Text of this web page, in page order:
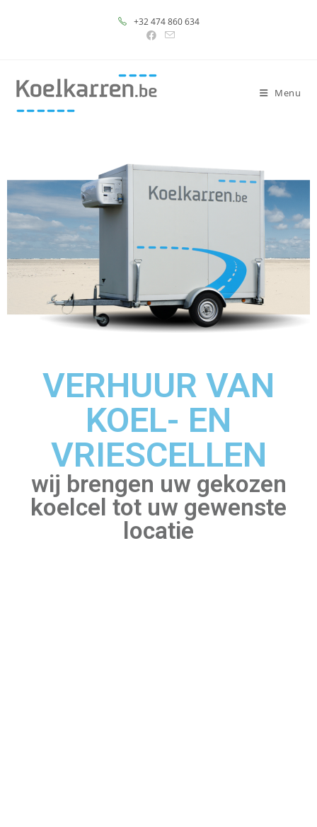
+32 474 860 634
Menu
VERHUUR VAN
KOEL- EN
VRIESCELLEN
wij brengen uw gekozen
koelcel tot uw gewenste
locatie